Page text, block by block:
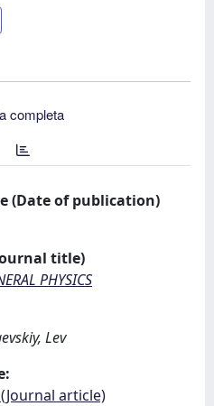
completa
(Date of publication)
title)
PHYSICS
Lev
article)